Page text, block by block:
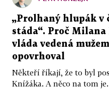
„Prolhaný hlupák v
stáda“. Proč
vláda vedená
opovrhoval
Někteří říkají, že to byl
Knížáka. A něco na tom